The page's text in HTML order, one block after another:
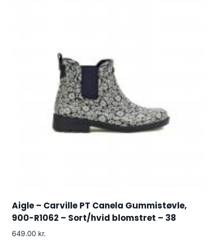
Aigle – Carville PT Canela Gummistøvle,
900-R1062 – Sort/hvid blomstret – 38
649.00 kr.